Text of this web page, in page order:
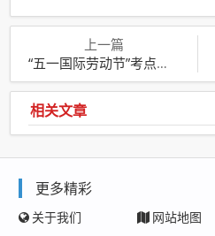
上一篇
“五一国际劳动节”考点汇总
相关文章
更多精彩
关于我们 网站地图